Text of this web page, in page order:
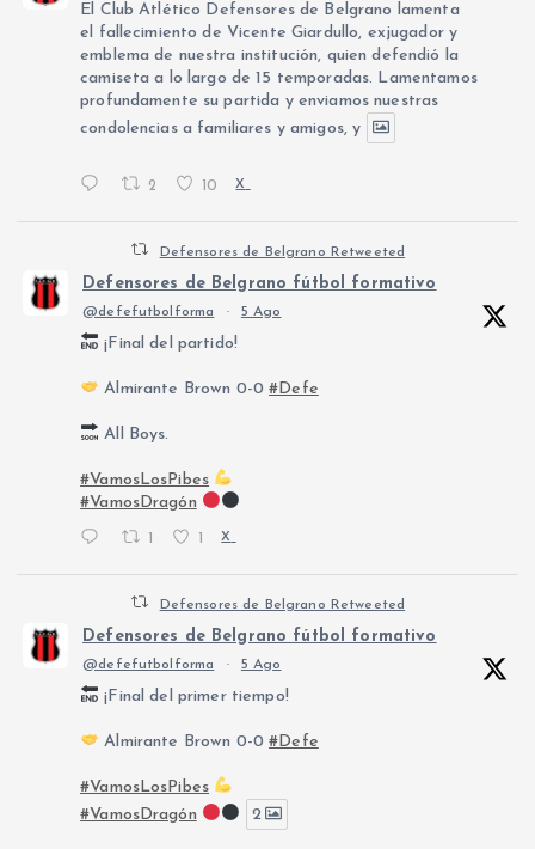
El Club Atlético Defensores de Belgrano lamenta
el fallecimiento de Vicente Giardullo, exjugador y
emblema de nuestra institución, quien defendió la
camiseta a lo largo de 15 temporadas. Lamentamos
profundamente su partida y enviamos nuestras
condolencias a familiares y amigos, y
2 10 X
Defensores de Belgrano Retweeted
Defensores de Belgrano fútbol formativo
@defefutbolforma · 5 Ago
¡Final del partido!
Almirante Brown 0-0#Defe
All Boys.
#VamosLosPibes
#VamosDragón
1 1 X
Defensores de Belgrano Retweeted
Defensores de Belgrano fútbol formativo
@defefutbolforma · 5 Ago
¡Final del primer tiempo!
Almirante Brown 0-0#Defe
#VamosLosPibes
#VamosDragón
2